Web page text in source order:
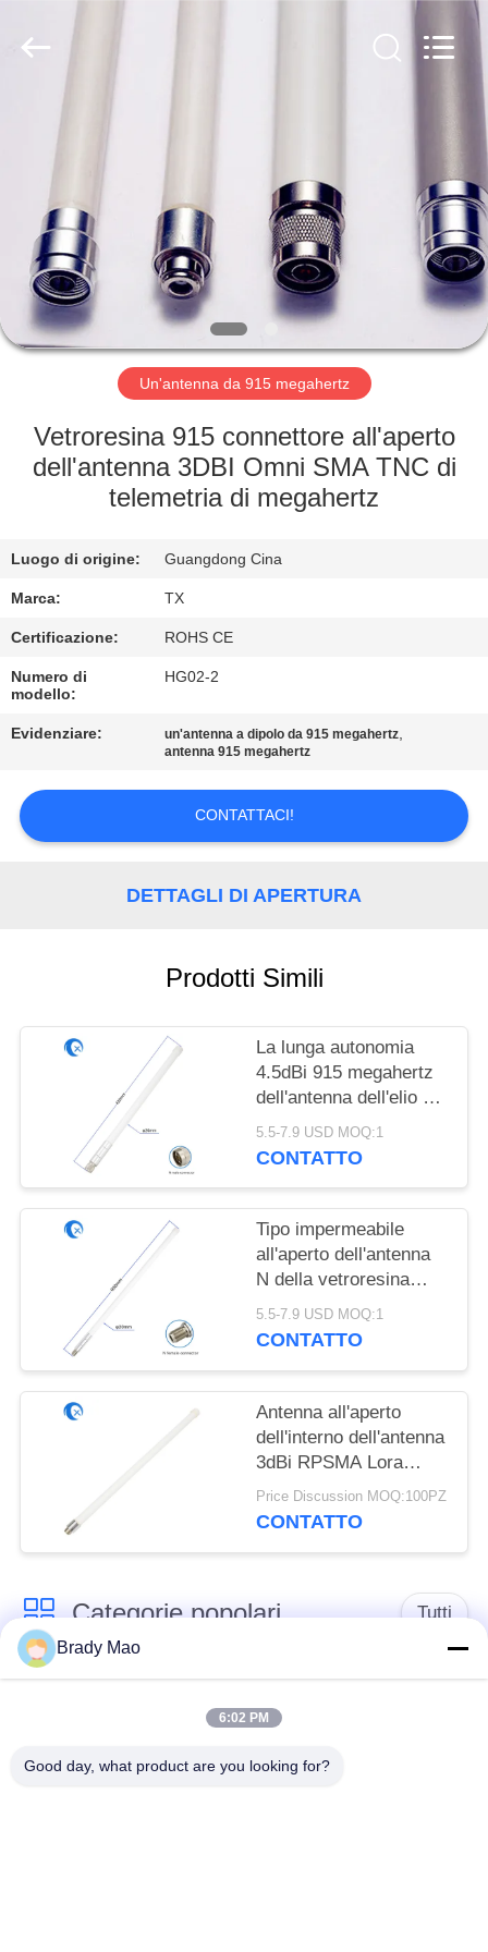
CASA
PRODOTTI
CIRCA
NOI
GIRO
FABBRICA
CONTROLLO
QUALITÀ
CONTATTICI
NOTIZIE
VR
PRIVACY
Electronics
Un'antenna da 915 megahertz
Vetroresina 915 connettore all'aperto
dell'antenna 3DBI Omni SMA TNC di
telemetria di megahertz
Luogo di origine: Guangdong Cina
Marca: TX
Certificazione: ROHS CE
Numero di
modello:
HG02-2
Evidenziare: un'antenna a dipolo da 915 megahertz,
antenna 915 megahertz
CONTATTACI!
DETTAGLI DI APERTURA
Prodotti Simili
La lunga autonomia
4.5dBi 915 megahertz
dell'antenna dell'elio di
CC aerea del corredo
ha frantumato
5.5-7.9 USD MOQ:1
CONTATTO
Tipo impermeabile
all'aperto dell'antenna
N della vetroresina
5.8dBi un'antenna da
915 megahertz per
5.5-7.9 USD MOQ:1
CONTATTO
Antenna all'aperto
dell'interno dell'antenna
3dBi RPSMA Lora
Lorawan della
vetroresina di 915MHZ
Price Discussion MOQ:100PZ
CONTATTO
Categorie popolari Tutti
Antenna di Omni
Antenna della
Brady Mao
6:02 PM
Good day, what product are you looking for?